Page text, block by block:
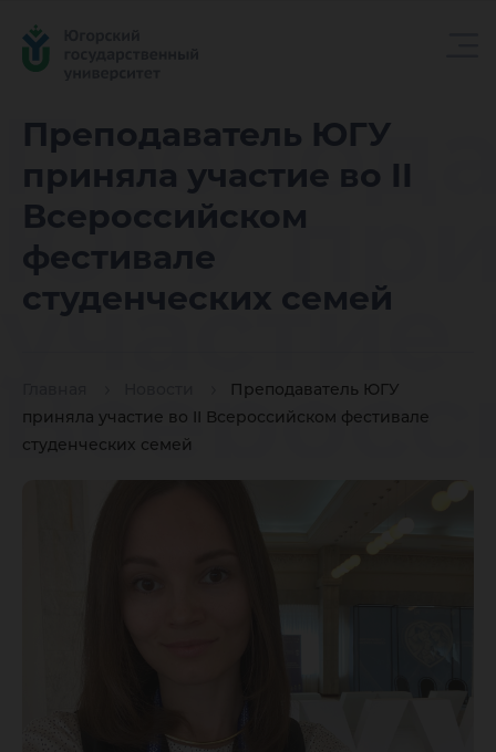
Преподаватель ЮГУ
приняла участие во II
Всероссийском
фестивале
студенческих семей
Преподаватель ЮГУ
приняла участие во II Всероссийском фестивале
студенческих семей
ЮГУ
участие
семей